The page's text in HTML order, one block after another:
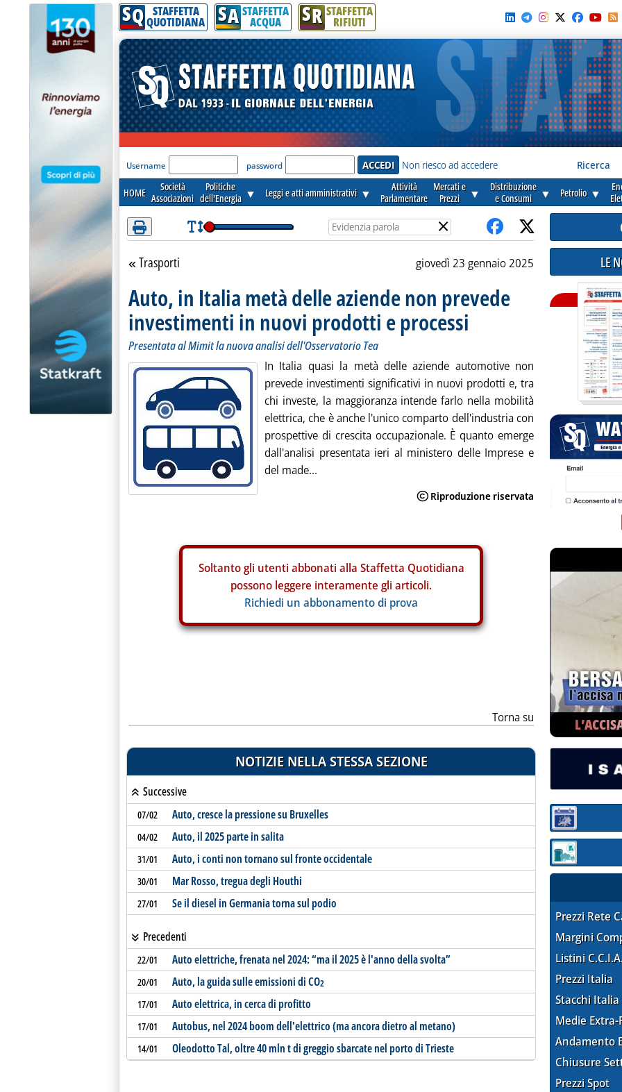
Attenzione! Esegui l'accesso per lèggere interamente la notizia.
SQ STAFFETTA
QUOTIDIANA SA STAFFETTA
ACQUA SR STAFFETTA
RIFIUTI
'Modulo Login per accedere'
Username password Non riesco ad accedere Ricerca
HOME
Società
Associazioni
Politiche
dell'Energia ▼ Leggi e atti amministrativi ▼
Attività
Parlamentare
Mercati e
Prezzi
▼
Distribuzione
e Consumi
▼ Petrolio ▼
×
Torna alla sezione
Trasporti giovedì 23 gennaio 2025
Auto, in Italia metà delle aziende non prevede
investimenti in nuovi prodotti e processi
Presentata al Mimit la nuova analisi dell'Osservatorio Tea
In Italia quasi la metà delle aziende automotive non
prevede investimenti significativi in nuovi prodotti e, tra
chi investe, la maggioranza intende farlo nella mobilità
elettrica, che è anche l'unico comparto dell'industria con
prospettive di crescita occupazionale. È quanto emerge
dall'analisi presentata ieri al ministero delle Imprese e
del made...
Soltanto gli utenti abbonati alla Staffetta Quotidiana
possono leggere interamente gli articoli.
Richiedi un abbonamento di prova
Torna su
NOTIZIE NELLA STESSA SEZIONE
Successive
07/02 Auto, cresce la pressione su Bruxelles
04/02 Auto, il 2025 parte in salita
31/01 Auto, i conti non tornano sul fronte occidentale
30/01 Mar Rosso, tregua degli Houthi
27/01 Se il diesel in Germania torna sul podio
Precedenti
22/01 Auto elettriche, frenata nel 2024: “ma il 2025 è l'anno della svolta”
20/01 Auto, la guida sulle emissioni di CO2
17/01 Auto elettrica, in cerca di profitto
17/01 Autobus, nel 2024 boom dell'elettrico (ma ancora dietro al metano)
14/01 Oleodotto Tal, oltre 40 mln t di greggio sbarcate nel porto di Trieste
LE
Sezione:
Sezione:
Prezzi Rete
Margini
Listini
Prezzi Italia
Stacchi Italia
Medie Extra-
Andamento
Chiusure
Prezzi Spot